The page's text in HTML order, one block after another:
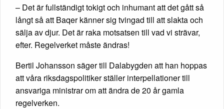
– Det är fullständigt tokigt och inhumant att det gått så
långt så att Baqer känner sig tvingad till att slakta och
sälja av djur. Det är raka motsatsen till vad vi strävar,
efter. Regelverket måste ändras!
Bertil Johansson säger till Dalabygden att han hoppas
att våra riksdagspolitiker ställer interpellationer till
ansvariga ministrar om att ändra de 20 år gamla
regelverken.